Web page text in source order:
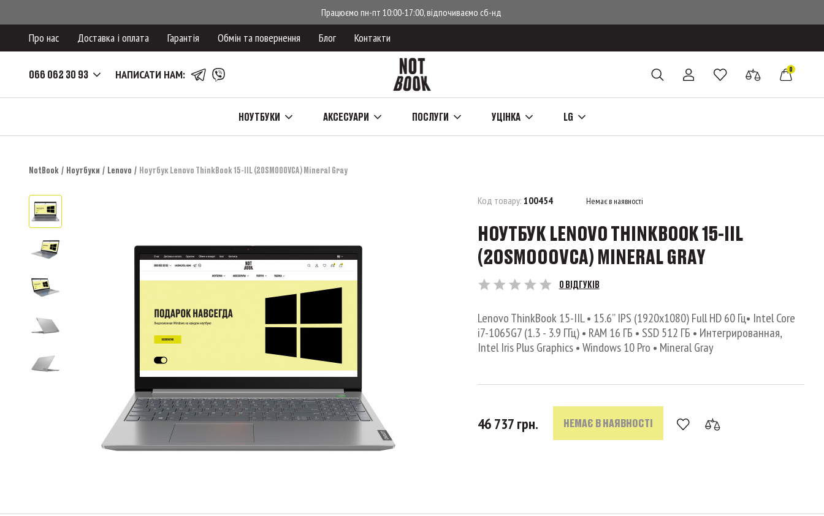
Працюємо пн-пт 10:00-17:00, відпочиваємо сб-нд
Про нас Доставка і оплата Гарантія Обмін та повернення Блог Контакти
066 062 30 93 НАПИСАТИ НАМ: 0
НОУТБУКИ АКСЕСУАРИ ПОСЛУГИ УЦІНКА LG
NotBook Ноутбуки Lenovo Ноутбук Lenovo ThinkBook 15-IIL (20SM000VCA) Mineral Gray
Код товару: 100454 Немає в наявності
НОУТБУК LENOVO THINKBOOK 15-IIL
(20SM000VCA) MINERAL GRAY
0 ВІДГУКІВ
Lenovo ThinkBook 15-IIL • 15.6’’ IPS (1920x1080) Full HD 60 Гц• Intel Core
i7-1065G7 (1.3 - 3.9 ГГц) • RAM 16 ГБ • SSD 512 ГБ • Интегрированная,
Intel Iris Plus Graphics • Windows 10 Pro • Mineral Gray
46 737 грн. НЕМАЄ В НАЯВНОСТІ